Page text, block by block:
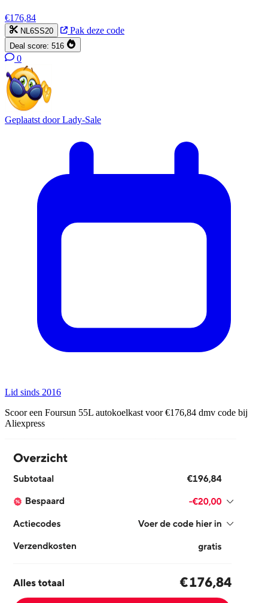
€176,84
NL6SS20 Pak deze code
Deal score: 516
0
Geplaatst doorLady-Sale
Lid sinds 2016
Scoor een Foursun 55L autokoelkast voor €176,84 dmv code bij
Aliexpress